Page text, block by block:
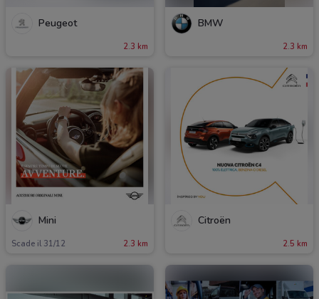
Peugeot
2.3 km
BMW
2.3 km
Mini
Scade il 31/12 2.3 km
Citroën
2.5 km